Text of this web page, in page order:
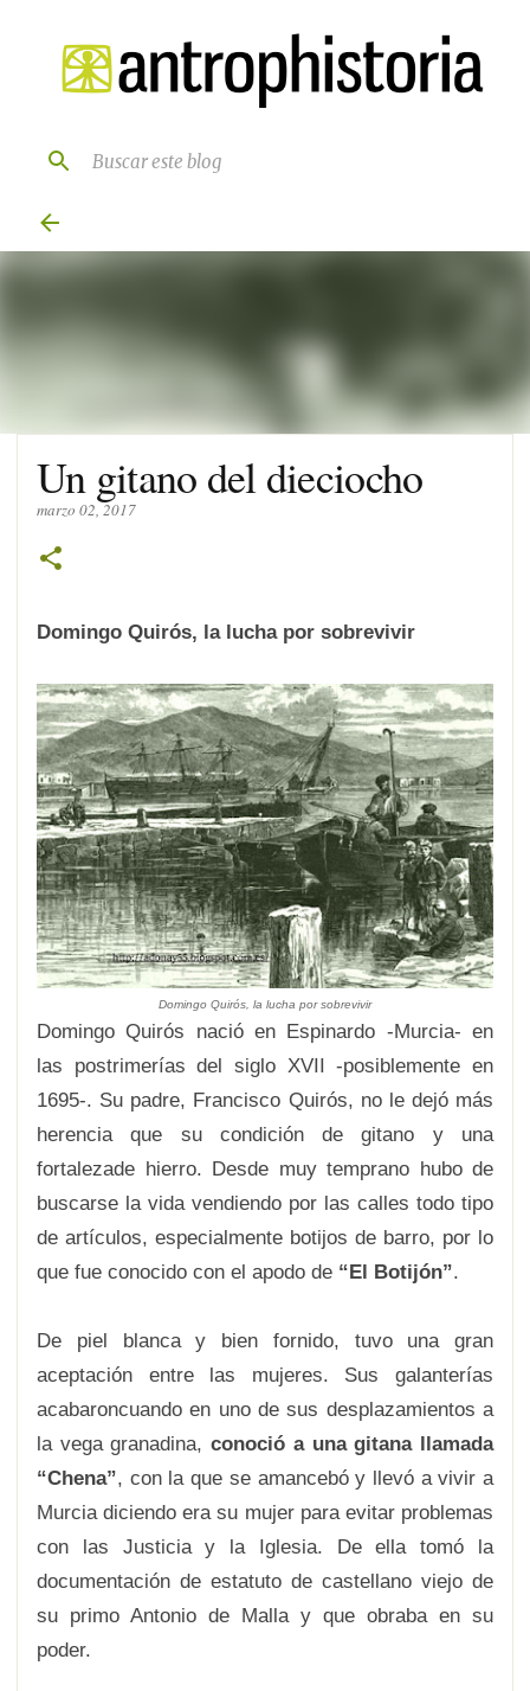
Ir al contenido principal
Un gitano del dieciocho
marzo 02, 2017
Domingo Quirós, la lucha por sobrevivir
Domingo Quirós, la lucha por sobrevivir
Domingo Quirós nació en Espinardo -Murcia- en
las postrimerías del siglo XVII -posiblemente en
1695-. Su padre, Francisco Quirós, no le dejó más
herencia que su condición de gitano y una
fortalezade hierro. Desde muy temprano hubo de
buscarse la vida vendiendo por las calles todo tipo
de artículos, especialmente botijos de barro, por lo
que fue conocido con el apodo de “El Botijón”.
De piel blanca y bien fornido, tuvo una gran
aceptación entre las mujeres. Sus galanterías
acabaroncuando en uno de sus desplazamientos a
la vega granadina,conoció a una gitana llamada
“Chena”, con la que se amancebó y llevó a vivir a
Murcia diciendo era su mujer para evitar problemas
con las Justicia y la Iglesia. De ella tomó la
documentación de estatuto de castellano viejo de
su primo Antonio de Malla y que obraba en su
poder.